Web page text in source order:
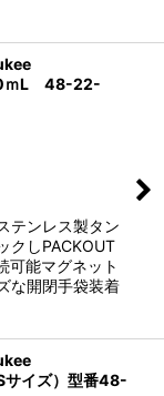
ｍL 48-22-
テンレス製タン
クしPACKOUT
可能マグネット
な開閉手袋装着
サイズ）型番48-